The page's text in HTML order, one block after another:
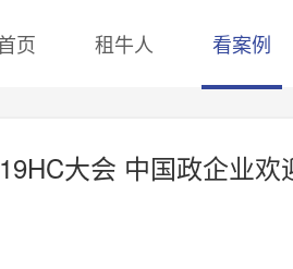
页 租牛人 看案例
大会 中国政企业欢